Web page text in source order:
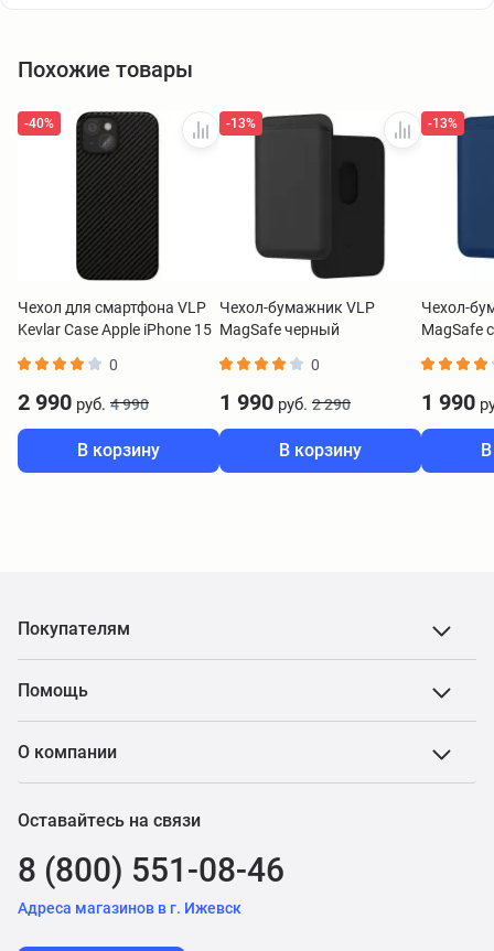
Похожие товары
-40%
Чехол для смартфона VLP
Kevlar Case Apple iPhone 15
0
2 990 руб. 4 990
В корзину
-13%
Чехол-бумажник VLP
MagSafe черный
0
1 990 руб. 2 290
В корзину
-13%
Чехол-
MagSafe
1 990
Покупателям
Помощь
О компании
Оставайтесь на связи
8 (800) 551-08-46
Адреса магазинов в г. Ижевск